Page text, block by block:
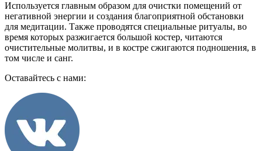
Используется главным образом для очистки помещений от
негативной энергии и создания благоприятной обстановки
для медитации. Также проводятся специальные ритуалы, во
время которых разжигается большой костер, читаются
очистительные молитвы, и в костре сжигаются подношения, в
том числе и санг.
Оставайтесь с нами: